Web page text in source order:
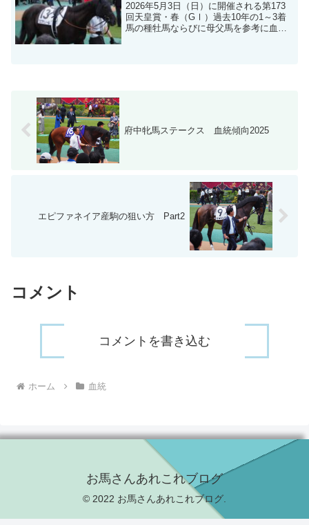
2026年5月3日（日）に開催される第173
回天皇賞・春（GⅠ）過去10年の1～3着
馬の種牡馬ならびに母父馬を参考に血統
府中牝馬ステークス 血統傾向2025
エピファネイア産駒の狙い方 Part2
コメント
コメントを書き込む
ホーム 血統
お馬さんあれこれブログ
© 2022 お馬さんあれこれブログ.